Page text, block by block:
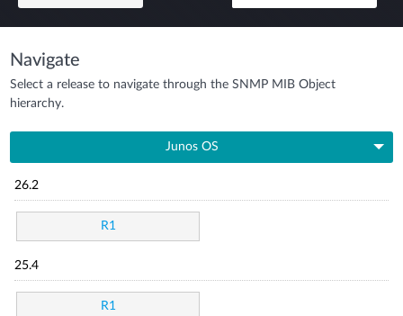
Navigate
Select a release to navigate through the SNMP MIB Object
hierarchy.
Junos OS
26.2
R1
25.4
R1